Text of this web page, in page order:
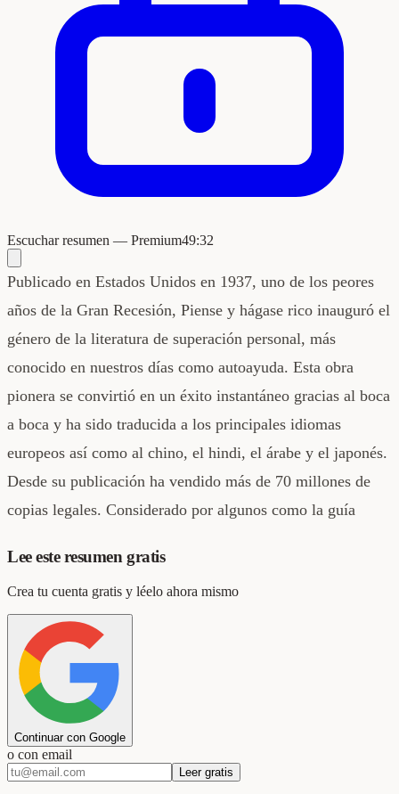
Escuchar resumen — Premium49:32
Publicado en Estados Unidos en 1937, uno de los peores
años de la Gran Recesión, Piense y hágase rico inauguró el
género de la literatura de superación personal, más
conocido en nuestros días como autoayuda. Esta obra
pionera se convirtió en un éxito instantáneo gracias al boca
a boca y ha sido traducida a los principales idiomas
europeos así como al chino, el hindi, el árabe y el japonés.
Desde su publicación ha vendido más de 70 millones de
copias legales. Considerado por algunos como la guía
Lee este resumen gratis
Crea tu cuenta gratis y léelo ahora mismo
Continuar con Google
o con email
Leer gratis